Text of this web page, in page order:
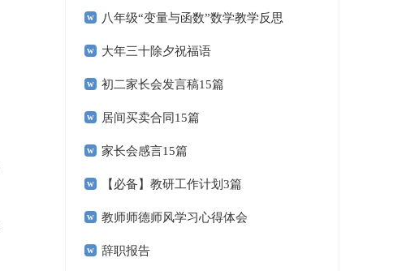
八年级“变量与函数”数学教学反思
大年三十除夕祝福语
初二家长会发言稿15篇
居间买卖合同15篇
家长会感言15篇
【必备】教研工作计划3篇
教师师德师风学习心得体会
辞职报告